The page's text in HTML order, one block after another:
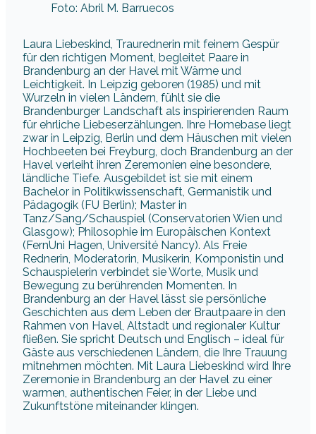
Foto: Abril M. Barruecos
Laura Liebeskind, Traurednerin mit feinem Gespür
für den richtigen Moment, begleitet Paare in
Brandenburg an der Havel mit Wärme und
Leichtigkeit. In Leipzig geboren (1985) und mit
Wurzeln in vielen Ländern, fühlt sie die
Brandenburger Landschaft als inspirierenden Raum
für ehrliche Liebeserzählungen. Ihre Homebase liegt
zwar in Leipzig, Berlin und dem Häuschen mit vielen
Hochbeeten bei Freyburg, doch Brandenburg an der
Havel verleiht ihren Zeremonien eine besondere,
ländliche Tiefe. Ausgebildet ist sie mit einem
Bachelor in Politikwissenschaft, Germanistik und
Pädagogik (FU Berlin); Master in
Tanz/Sang/Schauspiel (Conservatorien Wien und
Glasgow); Philosophie im Europäischen Kontext
(FernUni Hagen, Université Nancy). Als Freie
Rednerin, Moderatorin, Musikerin, Komponistin und
Schauspielerin verbindet sie Worte, Musik und
Bewegung zu berührenden Momenten. In
Brandenburg an der Havel lässt sie persönliche
Geschichten aus dem Leben der Brautpaare in den
Rahmen von Havel, Altstadt und regionaler Kultur
fließen. Sie spricht Deutsch und Englisch – ideal für
Gäste aus verschiedenen Ländern, die Ihre Trauung
mitnehmen möchten. Mit Laura Liebeskind wird Ihre
Zeremonie in Brandenburg an der Havel zu einer
warmen, authentischen Feier, in der Liebe und
Zukunftstöne miteinander klingen.